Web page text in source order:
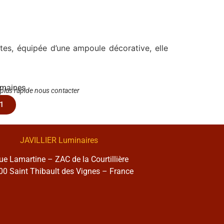
équipée d’une ampoule décorative, elle
rapide nous contacter
JAVILLIER Luminaires
Lamartine – ZAC de la Courtillière
Saint Thibault des Vignes – France